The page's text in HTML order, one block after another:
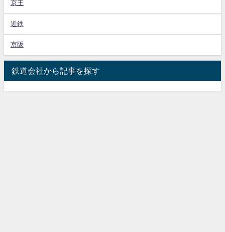
京王
近鉄
京阪
鉄道会社から記事を探す